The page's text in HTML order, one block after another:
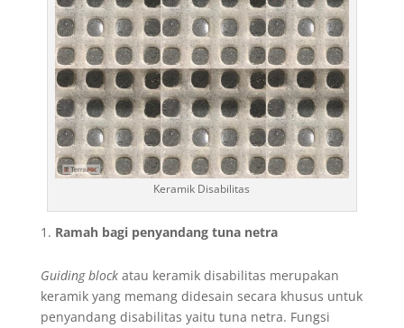
Keramik Disabilitas
Ramah bagi penyandang tuna netra
Guiding blockatau keramik disabilitas merupakan
keramik yang memang didesain secara khusus untuk
penyandang disabilitas yaitu tuna netra. Fungsi